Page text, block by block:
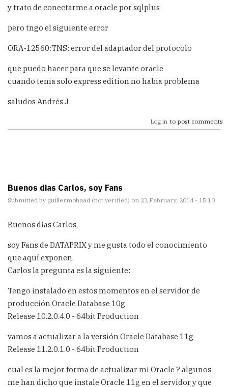
y trato de conectarme a oracle por sqlplus
pero tngo el siguiente error
ORA-12560:TNS: error del adaptador del protocolo
que puedo hacer para que se levante oracle
cuando tenia solo express edition no habia problema
saludos Andrés J
Log in to post comments
Buenos dias Carlos, soy Fans
Submitted by guillermohaad (not verified) on 22 February, 2014 - 15:10
Buenos dias Carlos,
soy Fans de DATAPRIX y me gusta todo el conocimiento
que aquí exponen.
Carlos la pregunta es la siguiente:
Tengo instalado en estos momentos en el servidor de
producción Oracle Database 10g
Release 10.2.0.4.0 - 64bit Production
vamos a actualizar a la versión Oracle Database 11g
Release 11.2.0.1.0 - 64bit Production
cual es la mejor forma de actualizar mi Oracle ? algunos
me han dicho que instale Oracle 11g en el servidor y que